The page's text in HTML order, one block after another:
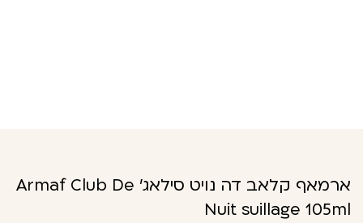
ארמאף קלאב דה נויט סילאג' Armaf Club De
Nuit suillage 105ml